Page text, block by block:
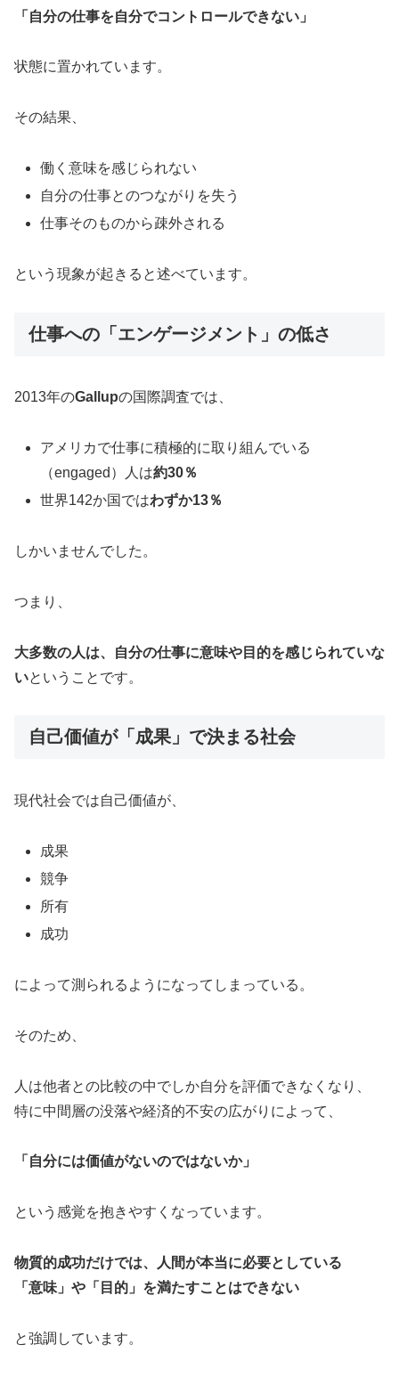
「自分の仕事を自分でコントロールできない」
状態に置かれています。
その結果、
働く意味を感じられない
自分の仕事とのつながりを失う
仕事そのものから疎外される
という現象が起きると述べています。
仕事への「エンゲージメント」の低さ
2013年のGallupの国際調査では、
アメリカで仕事に積極的に取り組んでいる
（engaged）人は約30％
世界142か国ではわずか13％
しかいませんでした。
つまり、
大多数の人は、自分の仕事に意味や目的を感じられていな
いということです。
自己価値が「成果」で決まる社会
現代社会では自己価値が、
成果
競争
所有
成功
によって測られるようになってしまっている。
そのため、
人は他者との比較の中でしか自分を評価できなくなり、
特に中間層の没落や経済的不安の広がりによって、
「自分には価値がないのではないか」
という感覚を抱きやすくなっています。
物質的成功だけでは、人間が本当に必要としている
「意味」や「目的」を満たすことはできない
と強調しています。